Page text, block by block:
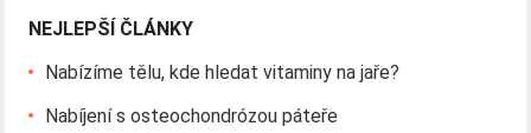
NEJLEPŠÍ ČLÁNKY
Nabízíme tělu, kde hledat vitaminy na jaře?
Nabíjení s osteochondrózou páteře